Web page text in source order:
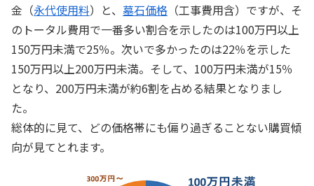
金（永代使用料）と、 墓石価格 （工事費用含）ですが、そ
のトータル費用で一番多い割合を示したのは100万円以上
150万円未満で25％。次いで多かったのは22％を示した
150万円以上200万円未満。そして、100万円未満が15％
となり、200万円未満が約6割を占める結果となりまし
た。
総体的に見て、どの価格帯にも偏り過ぎることない購買傾
向が見てとれます。